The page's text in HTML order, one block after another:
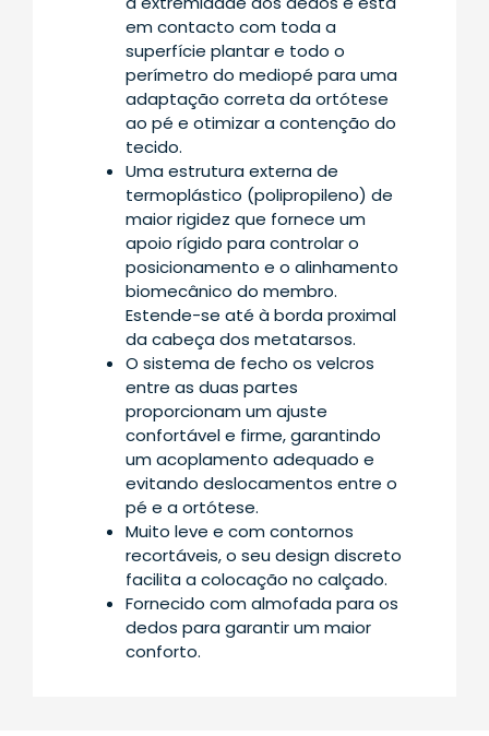
em contacto com toda a
superfície plantar e todo o
perímetro do mediopé para uma
adaptação correta da ortótese
ao pé e otimizar a contenção do
tecido.
Uma estrutura externa de
termoplástico (polipropileno) de
maior rigidez que fornece um
apoio rígido para controlar o
posicionamento e o alinhamento
biomecânico do membro.
Estende-se até à borda proximal
da cabeça dos metatarsos.
O sistema de fecho os velcros
entre as duas partes
proporcionam um ajuste
confortável e firme, garantindo
um acoplamento adequado e
evitando deslocamentos entre o
pé e a ortótese.
Muito leve e com contornos
recortáveis, o seu design discreto
facilita a colocação no calçado.
Fornecido com almofada para os
dedos para garantir um maior
conforto.